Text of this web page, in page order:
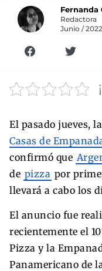
Fernanda
Redactora
Junio / 2022
El pasado jueves, la
Casas de
confirmó que
de pizza por
llevará a cabo los
El anuncio fue
recientemente el
Pizza y la
Panamericano de